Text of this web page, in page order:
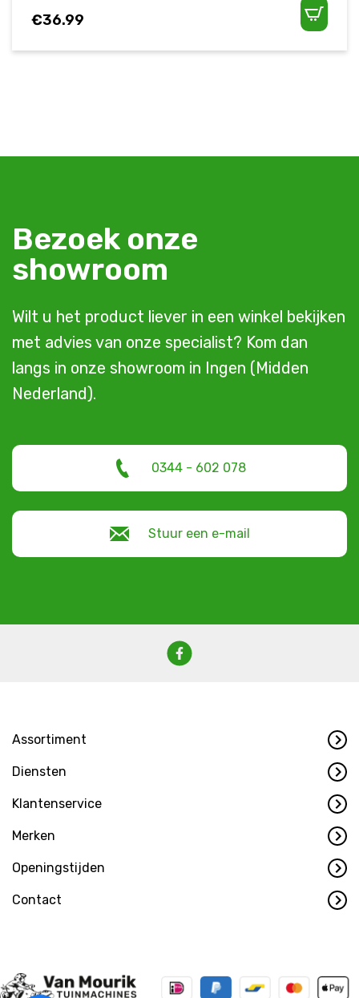
€36.99
Bezoek onze
showroom
Wilt u het product liever in een winkel bekijken
met advies van onze specialist? Kom dan
langs in onze showroom in Ingen (Midden
Nederland).
0344 - 602 078
Stuur een e-mail
Assortiment
Diensten
Klantenservice
Merken
Openingstijden
Contact